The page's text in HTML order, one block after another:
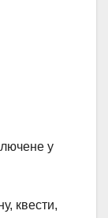
у
квести,